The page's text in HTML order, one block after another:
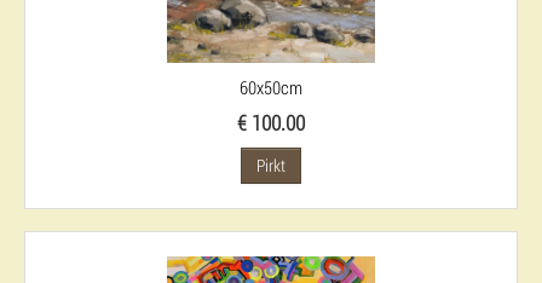
60x50cm
€ 100.00
Pirkt